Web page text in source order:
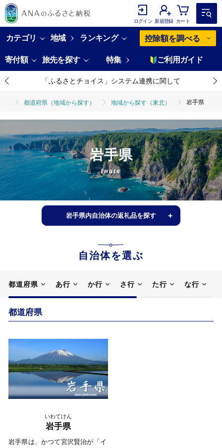
ログイン 新規登録 カート
カテゴリ 地域 ランキング 控除額を調べる
寄付額 旅先を探す 特集 ご利用ガイド
「ふるさとチョイス」システム連携に関して
都道府県（地域から探す） 地域から探す（東北） 岩手県
岩手県
Iwate
岩手県内自治体の返礼品を探す
自治体を選ぶ
都道府県 あ行 か行 さ行 た行 な行
都道府県
いわてけん
岩手県
岩手県は、かつて宮沢賢治が「イ